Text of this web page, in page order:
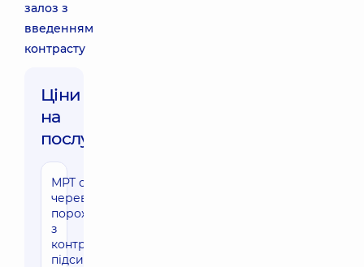
залоз з
введенням
контрасту
Ціни
на
послуги:
МРТ органів
черевної
порожнини
з
контрастним
підсиленням